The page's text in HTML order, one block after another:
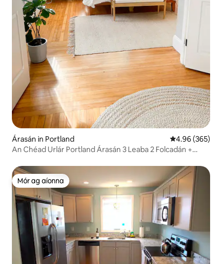
Árasán in Portland Meánrátáil
4.96 (365)
An Chéad Urlár Portland Árasán 3 Leaba 2 Folcadán +
Mór ag aíonna
Mór ag aíonna